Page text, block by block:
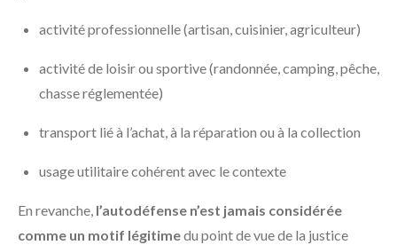
activité professionnelle (artisan, cuisinier, agriculteur)
activité de loisir ou sportive (randonnée, camping, pêche,
chasse réglementée)
transport lié à l’achat, à la réparation ou à la collection
usage utilitaire cohérent avec le contexte
En revanche, l’autodéfense n’est jamais considérée
comme un motif légitimedu point de vue de la justice